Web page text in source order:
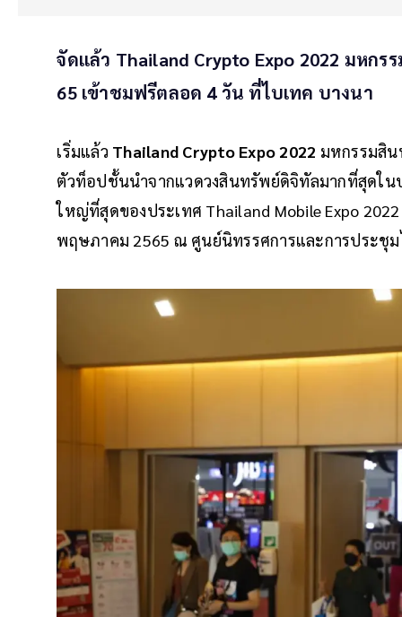
จัดแล้ว Thailand Crypto Expo 2022 มหก
65 เข้าชมฟรีตลอด 4 วัน ที่ไบเทค บางนา
เริ่มแล้ว Thailand Crypto Expo 2022 มหกรรมสิ
ตัวท็อปชั้นนำจากแวดวงสินทรัพย์ดิจิทัลมากที่สุดใ
ใหญ่ที่สุดของประเทศ Thailand Mobile Expo
พฤษภาคม 2565 ณ ศูนย์นิทรรศการและการประชุม